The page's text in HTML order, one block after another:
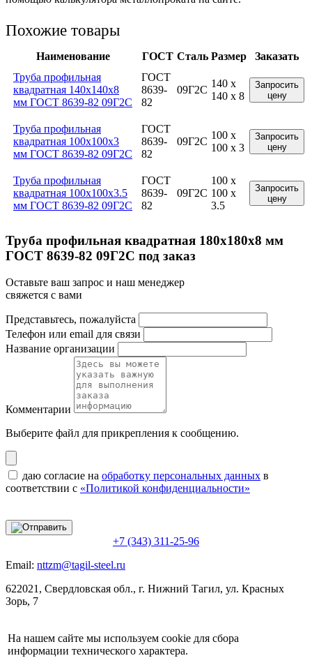
Похожие товары
Наименование ГОСТ Сталь Размер
Заказать
Труба профильная
квадратная 140x140x8
мм ГОСТ 8639-82 09Г2С
ГОСТ
8639-
82
09Г2С
140 x
140 x 8
Запросить
цену
Труба профильная
квадратная 100x100x3
мм ГОСТ 8639-82 09Г2С
ГОСТ
8639-
82
09Г2С
100 x
100 x 3
Запросить
цену
Труба профильная
квадратная 100x100x3.5
мм ГОСТ 8639-82 09Г2С
ГОСТ
8639-
82
09Г2С
100 x
100 x
3.5
Запросить
цену
Труба профильная квадратная 180x180x8 мм
ГОСТ 8639-82 09Г2С под заказ
Оставьте ваш запрос и наш менеджер
свяжется с вами
Представьтесь, пожалуйста
Телефон или email для связи
Название организации
Комментарии
Выберите файл для прикрепления к сообщению.
даю согласие на обработку персональных данных в
соответствии с «Политикой конфиденциальности»
+7 (343) 311-25-96
Email: nttzm@tagil-steel.ru
622021, Свердловская обл., г. Нижний Тагил, ул. Красных
Зорь, 7
На нашем сайте мы используем cookie для сбора
информации технического характера.